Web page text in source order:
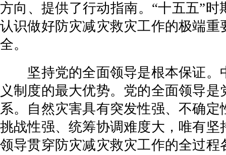
方向、提供了行动指南。“十五五”
认识做好防灾减灾救灾工作的极端
全。
坚持党的全面领导是根本保证。
义制度的最大优势。党的全面领导
系。自然灾害具有突发性强、不确
挑战性强、统筹协调难度大，唯有
领导贯穿防灾减灾救灾工作的全过